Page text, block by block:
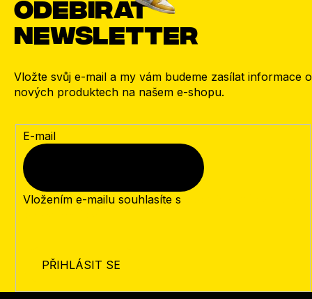
Odebírat
newsletter
Vložte svůj e-mail a my vám budeme zasílat informace o
nových produktech na našem e-shopu.
E-mail
Vložením e-mailu souhlasíte s
PŘIHLÁSIT SE